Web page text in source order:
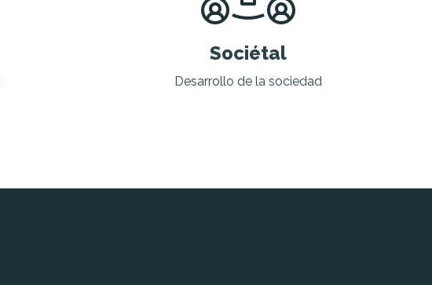
Sociétal
Desarrollo de la sociedad